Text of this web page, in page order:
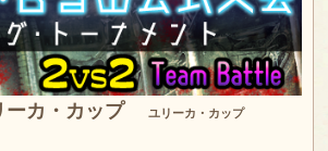
ーカ・カップ ユリーカ・カップ